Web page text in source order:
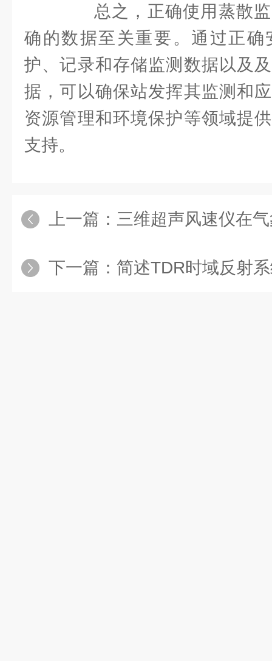
总之，正确使用蒸散监
确的数据至关重要。通过正确
护、记录和存储监测数据以及
据，可以确保站发挥其监测和
资源管理和环境保护等领域提
支持。
上一篇： 三维超声风速仪在
下一篇： 简述TDR时域反射系统